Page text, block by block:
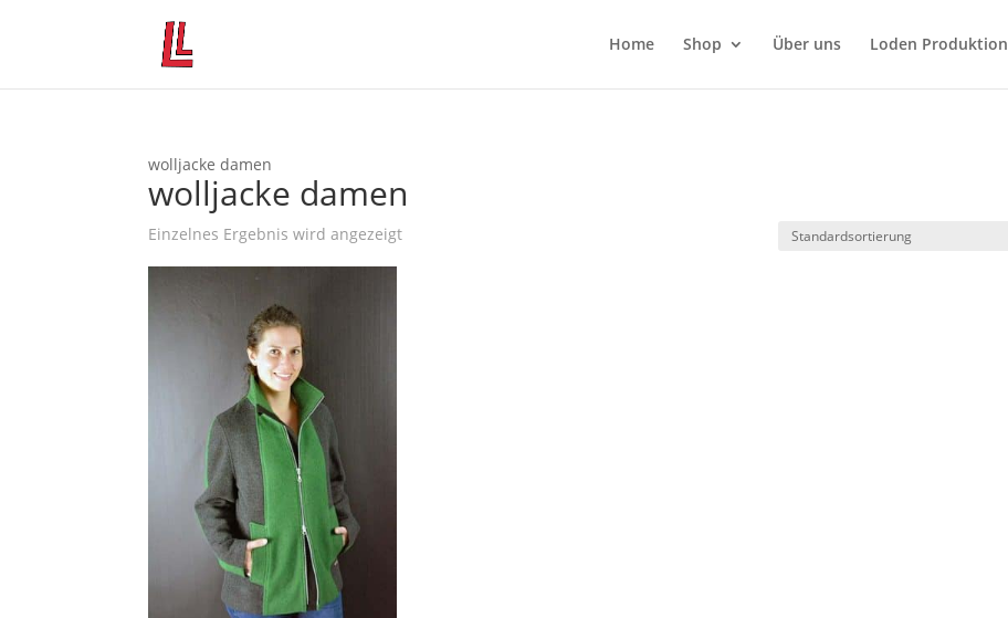
Home Shop Über uns Loden Produktion
wolljacke damen
wolljacke damen
Einzelnes Ergebnis wird angezeigt